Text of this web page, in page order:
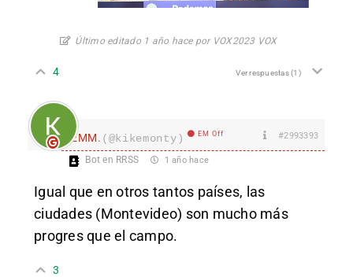
Último editado 1 año hace por VOX2023 VOX
4 Ver respuestas(1)
EMM. (@kikemonty) EM Off #2993393
Bot en RRSS 1 año hace
Igual que en otros tantos países, las
ciudades (Montevideo) son mucho más
progres que el campo.
3